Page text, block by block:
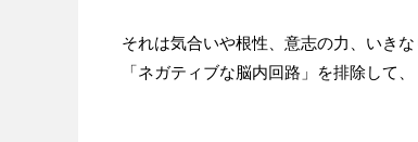
それは気合いや根性、意志の力、いき
「ネガティブな脳内回路」を排除して